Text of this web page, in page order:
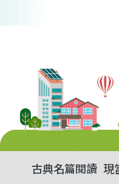
古典名篇閱讀 現